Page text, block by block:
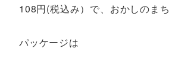
108円(税込み）で、おかしのま
パッケージは